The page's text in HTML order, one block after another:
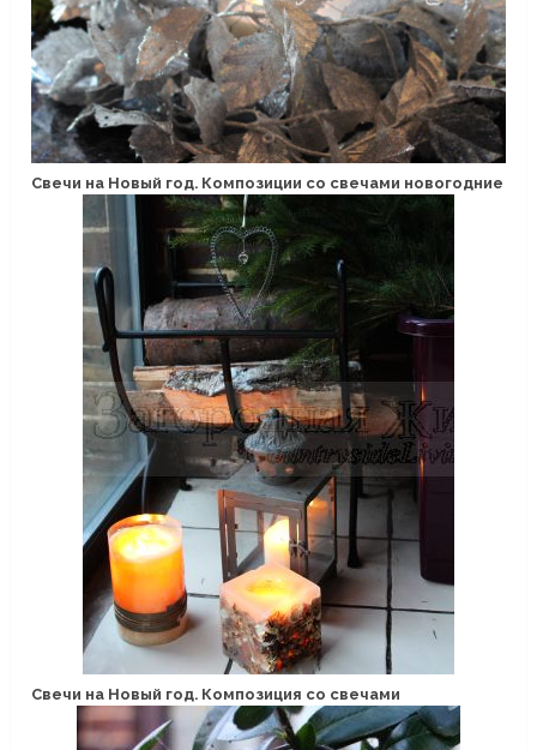
Свечи на Новый год. Композиции со свечами новогодние
Свечи на Новый год. Композиция со свечами